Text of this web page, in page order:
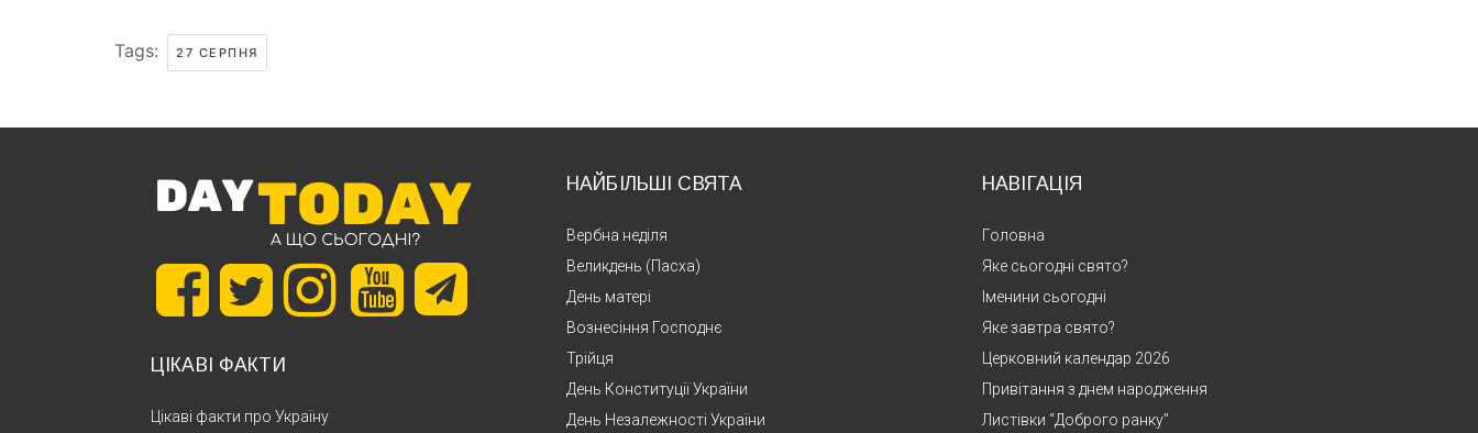
Tags: 27 СЕРПНЯ
ЦІКАВІ ФАКТИ
Цікаві факти про Україну
НАЙБІЛЬШІ СВЯТА
Вербна неділя
Великдень (Пасха)
День матері
Вознесіння Господнє
Трійця
День Конституції України
День Незалежності України
НАВІГАЦІЯ
Головна
Яке сьогодні свято?
Іменини сьогодні
Яке завтра свято?
Церковний календар 2026
Привітання з днем народження
Листівки “Доброго ранку”